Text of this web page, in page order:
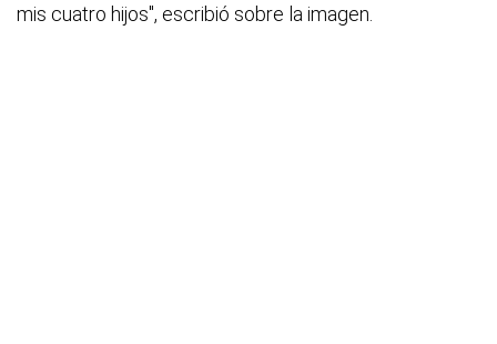
mis cuatro hijos", escribió sobre la imagen.